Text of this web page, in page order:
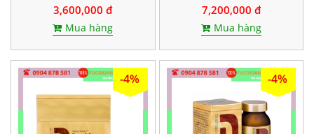
3,600,000 đ
Mua hàng
7,200,000 đ
Mua hàng
-4% -4%